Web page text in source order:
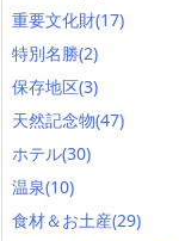
重要文化財(17)
特別名勝(2)
保存地区(3)
天然記念物(47)
ホテル(30)
温泉(10)
食材＆お土産(29)